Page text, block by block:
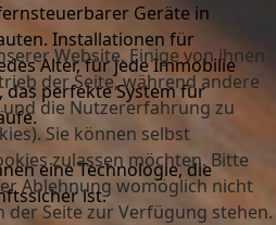
Geräte in
Installationen für
Alter, für jede Immobilie
das perfekte System für
eine Technologie, die
ist.
Website. Einige von ihnen
der Seite, während andere
die Nutzererfahrung zu
Sie können selbst
zulassen möchten. Bitte
Ablehnung womöglich nicht
Seite zur Verfügung stehen.